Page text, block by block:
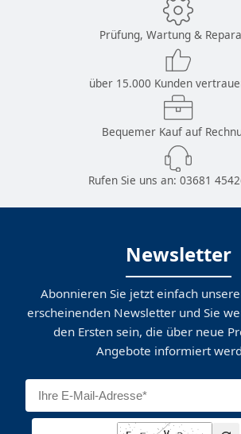
Prüfung, Wartung &
über 15.000 Kunden
Bequemer Kauf auf
Rufen Sie uns an: 03681
Newsletter
Abonnieren Sie jetzt einfach
erscheinenden Newsletter und Sie
den Ersten sein, die über neue
Angebote informiert